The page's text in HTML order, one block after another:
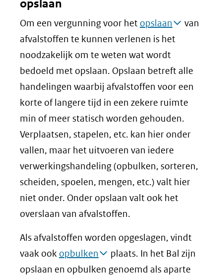
(verwijst
naar
een
andere
website)
opslaan
Om een vergunning voor het opslaan
van
afvalstoffen te kunnen verlenen is het
noodzakelijk om te weten wat wordt
bedoeld met opslaan. Opslaan betreft alle
handelingen waarbij afvalstoffen voor een
korte of langere tijd in een zekere ruimte
min of meer statisch worden gehouden.
Verplaatsen, stapelen, etc. kan hier onder
vallen, maar het uitvoeren van iedere
verwerkingshandeling (opbulken, sorteren,
scheiden, spoelen, mengen, etc.) valt hier
niet onder. Onder opslaan valt ook het
overslaan van afvalstoffen.
Als afvalstoffen worden opgeslagen, vindt
vaak ook opbulken
plaats. In het Bal zijn
opslaan en opbulken genoemd als aparte